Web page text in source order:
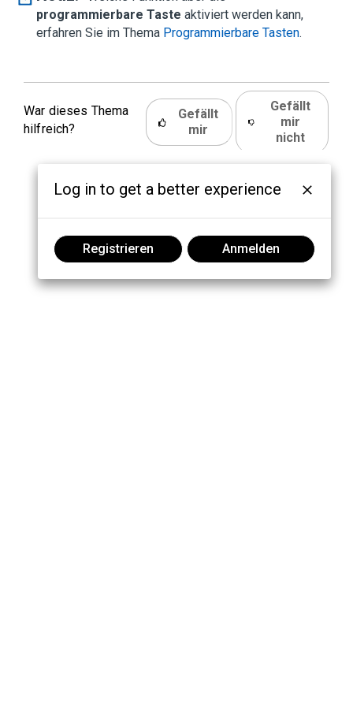
programmierbare Taste aktiviert werden kann,
erfahren Sie im Thema Programmierbare Tasten.
War dieses Thema
hilfreich?
Gefällt
mir
Gefällt
mir
nicht
Log in to get a better experience
Registrieren Anmelden